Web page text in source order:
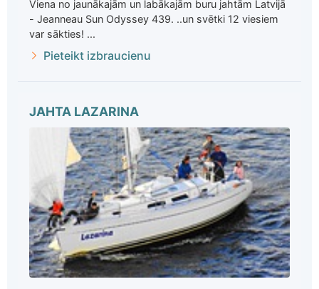
Viena no jaunākajām un labākajām buru jahtām Latvijā
- Jeanneau Sun Odyssey 439. ..un svētki 12 viesiem
var sākties! ...
Pieteikt izbraucienu
JAHTA LAZARINA